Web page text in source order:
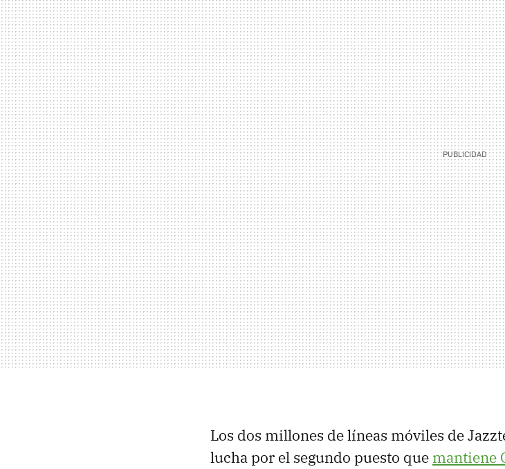
Los dos millones de líneas móviles de
lucha por el segundo puesto que mantiene